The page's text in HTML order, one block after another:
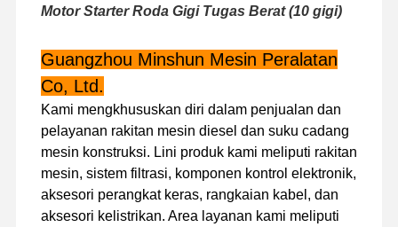
Kasus
mesin Perkins
Mesin Yanmar
mesin Kubota
Mesin Isuzu
Mesin CUMMINS
Motor Starter Roda Gigi Tugas Berat (10 gigi)
Guangzhou Minshun Mesin Peralatan
Co, Ltd.
Kami mengkhususkan diri dalam penjualan dan
pelayanan rakitan mesin diesel dan suku cadang
mesin konstruksi. Lini produk kami meliputi rakitan
mesin, sistem filtrasi, komponen kontrol elektronik,
aksesori perangkat keras, rangkaian kabel, dan
aksesori kelistrikan. Area layanan kami meliputi